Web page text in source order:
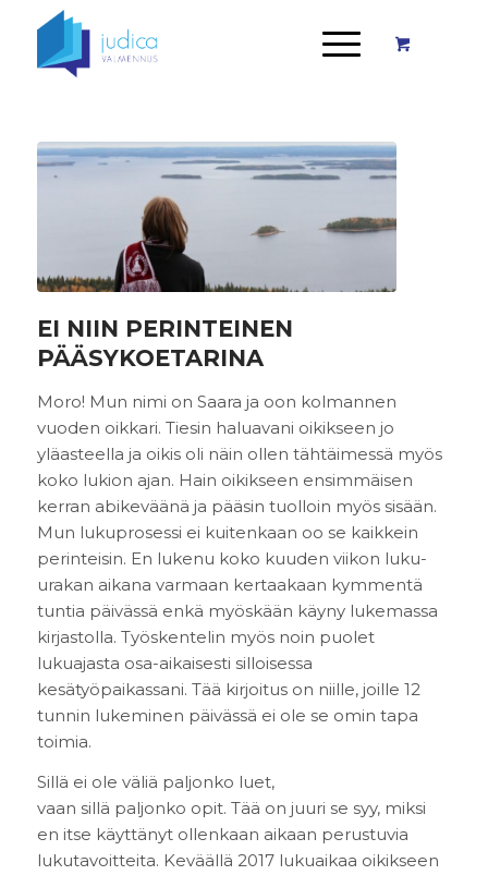
EI NIIN PERINTEINEN
PÄÄSYKOETARINA
Moro! Mun nimi on Saara ja oon kolmannen
vuoden oikkari. Tiesin haluavani oikikseen jo
yläasteella ja oikis oli näin ollen tähtäimessä myös
koko lukion ajan. Hain oikikseen ensimmäisen
kerran abikeväänä ja pääsin tuolloin myös sisään.
Mun lukuprosessi ei kuitenkaan oo se kaikkein
perinteisin. En lukenu koko kuuden viikon luku-
urakan aikana varmaan kertaakaan kymmentä
tuntia päivässä enkä myöskään käyny lukemassa
kirjastolla. Työskentelin myös noin puolet
lukuajasta osa-aikaisesti silloisessa
kesätyöpaikassani. Tää kirjoitus on niille, joille 12
tunnin lukeminen päivässä ei ole se omin tapa
toimia.
Sillä ei ole väliä paljonko luet,
vaan sillä paljonko opit. Tää on juuri se syy, miksi
en itse käyttänyt ollenkaan aikaan perustuvia
lukutavoitteita. Keväällä 2017 lukuaikaa oikikseen